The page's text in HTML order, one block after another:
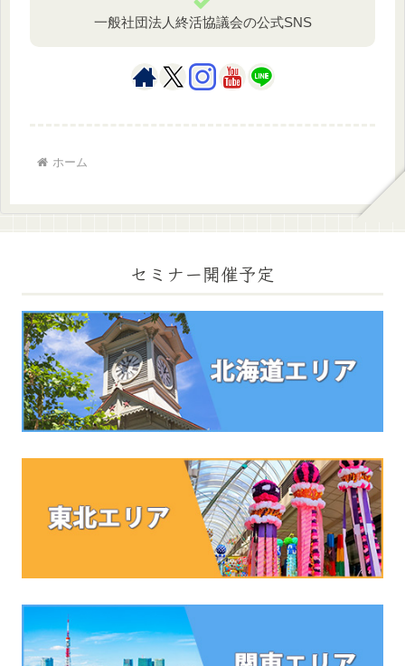
一般社団法人終活協議会の公式SNS
ホーム
セミナー開催予定